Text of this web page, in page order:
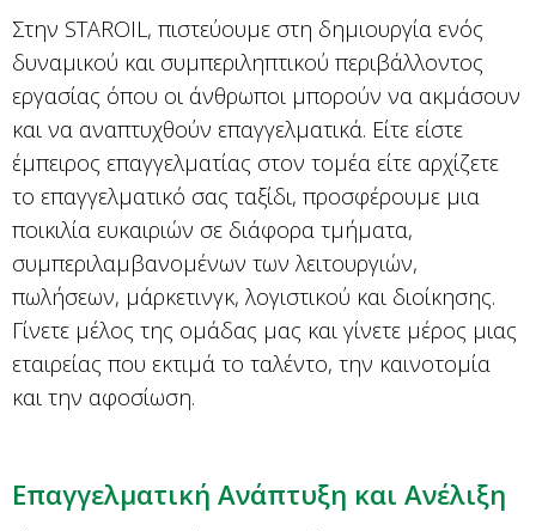
Στην STAROIL, πιστεύουμε στη δημιουργία ενός
δυναμικού και συμπεριληπτικού περιβάλλοντος
εργασίας όπου οι άνθρωποι μπορούν να ακμάσουν
και να αναπτυχθούν επαγγελματικά. Είτε είστε
έμπειρος επαγγελματίας στον τομέα είτε αρχίζετε
το επαγγελματικό σας ταξίδι, προσφέρουμε μια
ποικιλία ευκαιριών σε διάφορα τμήματα,
συμπεριλαμβανομένων των λειτουργιών,
πωλήσεων, μάρκετινγκ, λογιστικού και διοίκησης.
Γίνετε μέλος της ομάδας μας και γίνετε μέρος μιας
εταιρείας που εκτιμά το ταλέντο, την καινοτομία
και την αφοσίωση.
Επαγγελματική Ανάπτυξη και Ανέλιξη